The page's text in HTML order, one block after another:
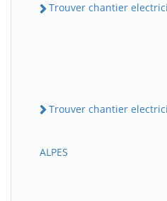
Trouver chantier
Trouver chantier
ALPES